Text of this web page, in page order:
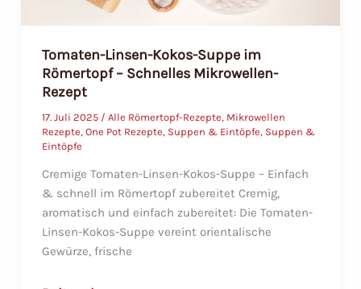
Mikrowelle
Tomaten-Linsen-Kokos-Suppe im
Römertopf – Schnelles Mikrowellen-
Rezept
17. Juli 2025 / Alle Römertopf-Rezepte, Mikrowellen
Rezepte, One Pot Rezepte, Suppen & Eintöpfe, Suppen &
Eintöpfe
Cremige Tomaten-Linsen-Kokos-Suppe – Einfach
& schnell im Römertopf zubereitet Cremig,
aromatisch und einfach zubereitet: Die Tomaten-
Linsen-Kokos-Suppe vereint orientalische
Gewürze, frische